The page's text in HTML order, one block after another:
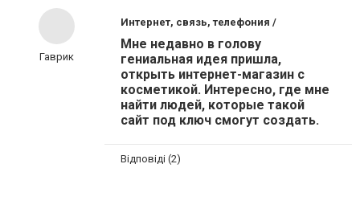
Гаврик
Интернет, связь, телефония /
Мне недавно в голову
гениальная идея пришла,
открыть интернет-магазин с
косметикой. Интересно, где мне
найти людей, которые такой
сайт под ключ смогут создать.
Відповіді (2)